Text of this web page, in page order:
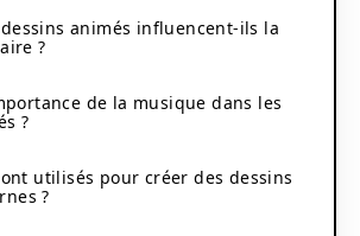
animés influencent-ils la
?
de la musique dans les
?
utilisés pour créer des dessins
?